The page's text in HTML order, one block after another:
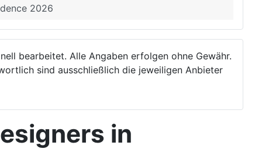
2026
bearbeitet. Alle Angaben erfolgen ohne Gewähr.
sind ausschließlich die jeweiligen Anbieter
in